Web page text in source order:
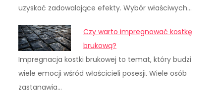
uzyskać zadowalające efekty. Wybór właściwych…
Czy warto impregnować kostkę
brukową?
Impregnacja kostki brukowej to temat, który budzi
wiele emocji wśród właścicieli posesji. Wiele osób
zastanawia…